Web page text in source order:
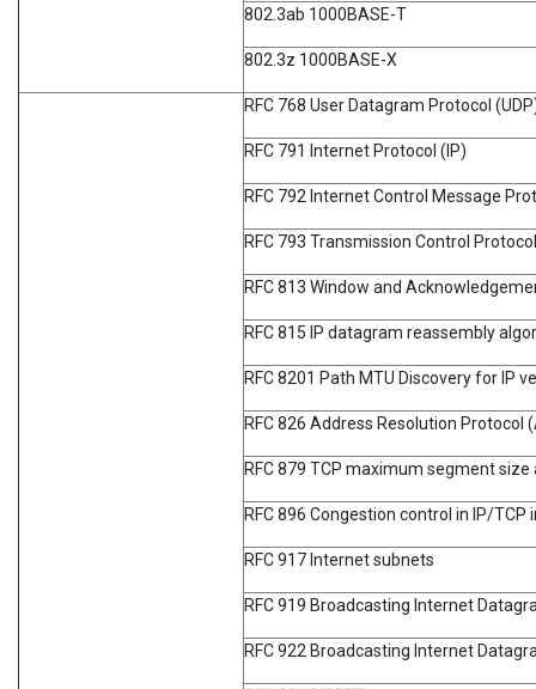
802.3ab 1000BASE-T
802.3z 1000BASE-X
RFC 768 User Datagram Protocol
RFC 791 Internet Protocol (IP)
RFC 792 Internet Control Message
RFC 793 Transmission Control
RFC 813 Window and
RFC 815 IP datagram reassembly
RFC 8201 Path MTU Discovery for IP
RFC 826 Address Resolution Protocol
RFC 879 TCP maximum segment
RFC 896 Congestion control in IP/
RFC 917 Internet subnets
RFC 919 Broadcasting Internet
RFC 922 Broadcasting Internet